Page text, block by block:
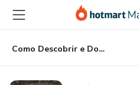
para
conteúdo
principal
para
pagamento
para
rodapé
Como Descobrir e Dominar o Seu Temperamento